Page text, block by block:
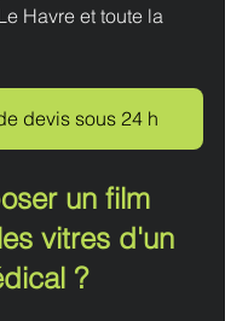
Havre et toute la
devis sous 24 h
un film
vitres d'un
?